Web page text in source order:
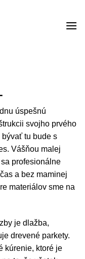
úspešnú
svojho prvého
bývať tu bude s
Vášňou malej
profesionálne
a bez maminej
materiálov sme na
je dlažba,
drevené parkety.
kúrenie, ktoré je